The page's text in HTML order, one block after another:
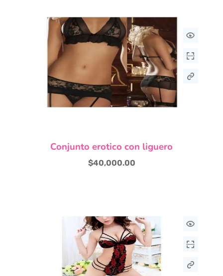
Conjunto erotico con liguero
$40,000.00